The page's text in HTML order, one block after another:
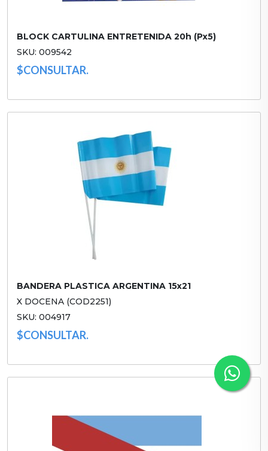
BLOCK CARTULINA ENTRETENIDA 20h (Px5)
SKU: 009542
$CONSULTAR.
BANDERA PLASTICA ARGENTINA 15x21
X DOCENA (COD2251)
SKU: 004917
$CONSULTAR.